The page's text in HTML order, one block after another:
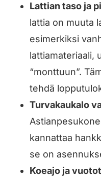
Lattian taso ja
lattia on muuta
esimerkiksi
lattiamateriaali,
“monttuun”.
tehdä
Turvakaukalo
kannattaa
se on
Koeajo ja